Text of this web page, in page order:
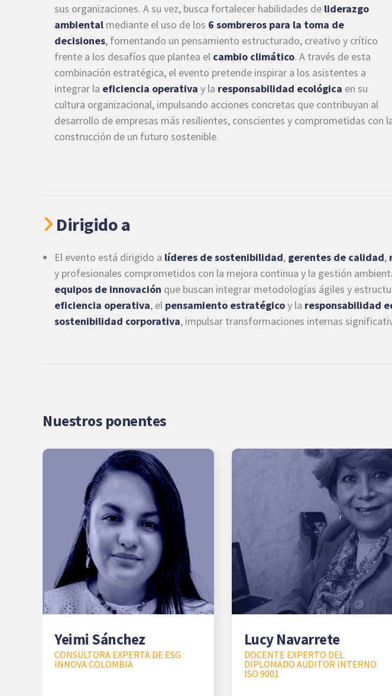
sus organizaciones. A su vez, busca fortalecer habilidades de liderazgo
ambiental mediante el uso de los 6 sombreros para la toma de
decisiones, fomentando un pensamiento estructurado, creativo y crítico
frente a los desafíos que plantea el cambio climático. A través de esta
combinación estratégica, el evento pretende inspirar a los asistentes a
integrar la eficiencia operativa y la responsabilidad ecológica en su
cultura organizacional, impulsando acciones concretas que contribuyan al
desarrollo de empresas más resilientes, conscientes y comprometidas con
construcción de un futuro sostenible.
Dirigido a
El evento está dirigido a líderes de sostenibilidad, gerentes de calidad,
y profesionales comprometidos con la mejora continua y la gestión
equipos de innovación que buscan integrar metodologías ágiles y
eficiencia operativa, el pensamiento estratégicoy la responsabilidad
sostenibilidad corporativa, impulsar transformaciones internas
Nuestros ponentes
Yeimi Sánchez
CONSULTORA EXPERTA DE ESG
INNOVA COLOMBIA
Lucy Navarrete
DOCENTE EXPERTO DEL
DIPLOMADO AUDITOR INTERNO
ISO 9001